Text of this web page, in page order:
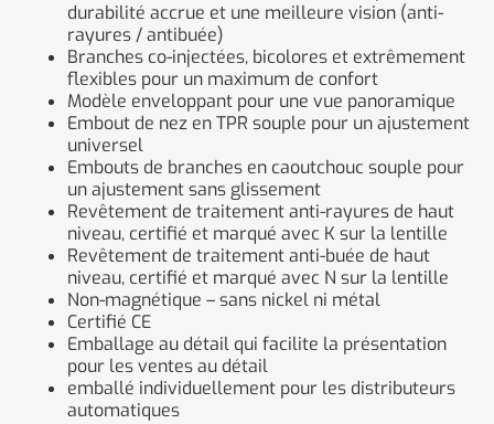
durabilité accrue et une meilleure vision (anti-
rayures / antibuée)
Branches co-injectées, bicolores et extrêmement
flexibles pour un maximum de confort
Modèle enveloppant pour une vue panoramique
Embout de nez en TPR souple pour un ajustement
universel
Embouts de branches en caoutchouc souple pour
un ajustement sans glissement
Revêtement de traitement anti-rayures de haut
niveau, certifié et marqué avec K sur la lentille
Revêtement de traitement anti-buée de haut
niveau, certifié et marqué avec N sur la lentille
Non-magnétique – sans nickel ni métal
Certifié CE
Emballage au détail qui facilite la présentation
pour les ventes au détail
emballé individuellement pour les distributeurs
automatiques